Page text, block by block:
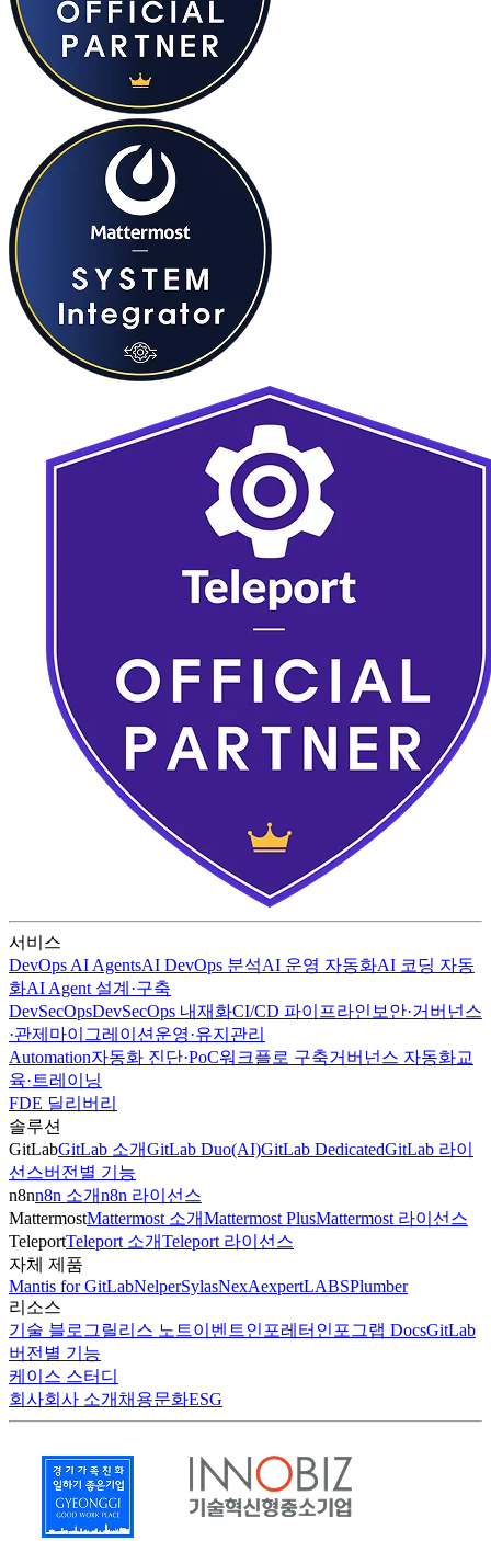
서비스
DevOps AI AgentsAI DevOps 분석AI 운영 자동화AI 코딩 자동
화AI Agent 설계·구축
DevSecOpsDevSecOps 내재화CI/CD 파이프라인 보안·거버넌스
·관제 마이그레이션 운영·유지관리
Automation자동화 진단·PoC워크플로 구축거버넌스 자동화교
육·트레이닝
FDE 딜리버리
솔루션
GitLabGitLab 소개GitLab Duo(AI)GitLab DedicatedGitLab 라이
선스버전별 기능
n8nn8n 소개n8n 라이선스
MattermostMattermost 소개Mattermost PlusMattermost 라이선스
TeleportTeleport 소개Teleport 라이선스
자체 제품
Mantis for GitLabNelperSylasNexAexpertLABSPlumber
리소스
기술 블로그 릴리스 노트이벤트인포레터 인포그랩 DocsGitLab
버전별 기능
케이스 스터디
회사회사 소개 채용문화ESG